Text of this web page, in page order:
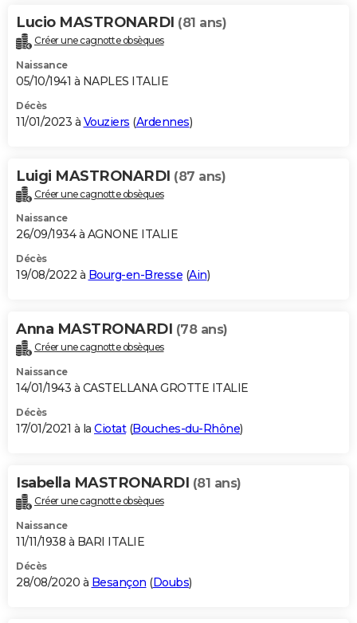
Lucio MASTRONARDI (81 ans)
Créer une cagnotte obsèques
Naissance
05/10/1941 à NAPLES ITALIE
Décès
11/01/2023 à Vouziers (Ardennes)
Luigi MASTRONARDI (87 ans)
Créer une cagnotte obsèques
Naissance
26/09/1934 à AGNONE ITALIE
Décès
19/08/2022 à Bourg-en-Bresse (Ain)
Anna MASTRONARDI (78 ans)
Créer une cagnotte obsèques
Naissance
14/01/1943 à CASTELLANA GROTTE ITALIE
Décès
17/01/2021 à la Ciotat(Bouches-du-Rhône)
Isabella MASTRONARDI (81 ans)
Créer une cagnotte obsèques
Naissance
11/11/1938 à BARI ITALIE
Décès
28/08/2020 à Besançon (Doubs)